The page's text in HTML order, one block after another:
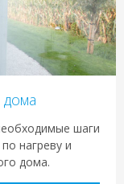
шаги
нагреву и
дома.